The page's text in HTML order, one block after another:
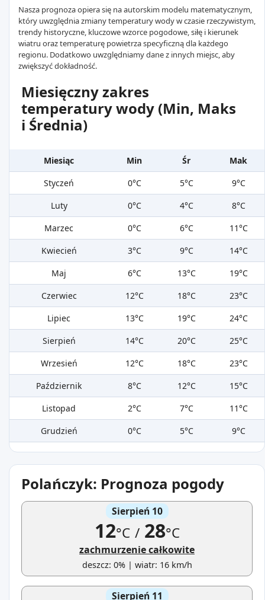
Nasza prognoza opiera się na autorskim modelu matematycznym,
który uwzględnia zmiany temperatury wody w czasie rzeczywistym,
trendy historyczne, kluczowe wzorce pogodowe, siłę i kierunek
wiatru oraz temperaturę powietrza specyficzną dla każdego
regionu. Dodatkowo uwzględniamy dane z innych miejsc, aby
zwiększyć dokładność.
Miesięczny zakres
temperatury wody (Min, Maks
i Średnia)
Miesiąc Min Śr
Mak
Styczeń
0°C 5°C
9°C
Luty
0°C 4°C
8°C
Marzec
0°C 6°C
11°C
Kwiecień
3°C 9°C
14°C
Maj
6°C 13°C
19°C
Czerwiec
12°C 18°C
23°C
Lipiec
13°C 19°C
24°C
Sierpień
14°C 20°C
25°C
Wrzesień
12°C 18°C
23°C
Październik
8°C 12°C
15°C
Listopad
2°C 7°C
11°C
Grudzień
0°C 5°C 9°C
Polańczyk: Prognoza pogody
Sierpień 10
12°C /28°C
zachmurzenie całkowite
deszcz: 0% | wiatr: 16 km/h
Sierpień 11